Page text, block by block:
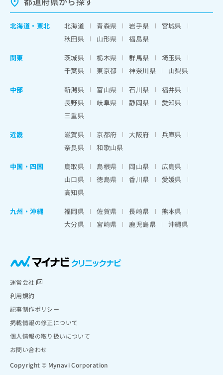
北海道 ・ 東北 北海道 青森県 岩手県
宮城県
秋田県
山形県
福島県
関東
茨城県 栃木県 群馬県
埼玉県
千葉県
東京都 神奈川県
山梨県
中部
新潟県 富山県 石川県
福井県
長野県
岐阜県 静岡県
愛知県
三重県
近畿
滋賀県 京都府 大阪府
兵庫県
奈良県
和歌山県
中国・四国
鳥取県 島根県 岡山県
広島県
山口県
徳島県 香川県
愛媛県
高知県
九州・沖縄
福岡県 佐賀県 長崎県
熊本県
大分県
宮崎県 鹿児島県 沖縄県
運営会社
利用規約
記事制作ポリシー
掲載情報の修正について
個人情報の取り扱いについて
お問い合わせ
Copyright © Mynavi Corporation